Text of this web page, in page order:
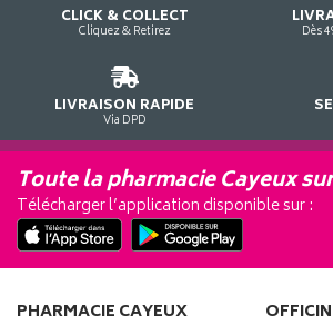
CLICK & COLLECT
Cliquez & Retirez Dès
LIVRAISON RAPIDE
Via DPD
Toute la pharmacie Cayeux
Télécharger l’application disponible sur :
PHARMACIE CAYEUX